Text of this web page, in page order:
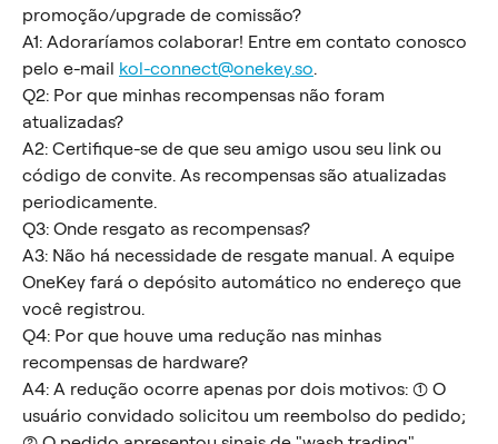
promoção/upgrade de comissão?
A1: Adoraríamos colaborar! Entre em contato conosco
pelo e-mail kol-connect@onekey.so.
Q2: Por que minhas recompensas não foram
atualizadas?
A2: Certifique-se de que seu amigo usou seu link ou
código de convite. As recompensas são atualizadas
periodicamente.
Q3: Onde resgato as recompensas?
A3: Não há necessidade de resgate manual. A equipe
OneKey fará o depósito automático no endereço que
você registrou.
Q4: Por que houve uma redução nas minhas
recompensas de hardware?
A4: A redução ocorre apenas por dois motivos: (1) O
usuário convidado solicitou um reembolso do pedido;